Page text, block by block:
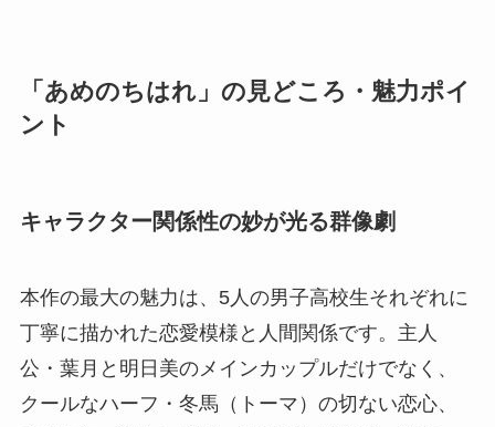
「あめのちはれ」の見どころ・魅力ポイ
ント
キャラクター関係性の妙が光る群像劇
本作の最大の魅力は、5人の男子高校生それぞれに
丁寧に描かれた恋愛模様と人間関係です。主人
公・葉月と明日美のメインカップルだけでなく、
クールなハーフ・冬馬（トーマ）の切ない恋心、